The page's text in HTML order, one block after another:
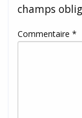
champs
Commentaire *